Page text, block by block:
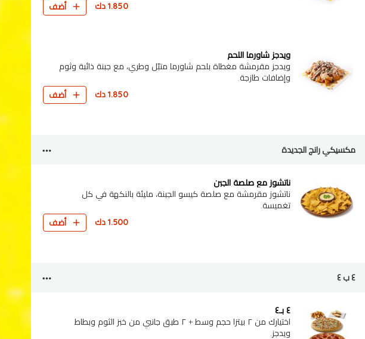
1.850 دك أضف
ويدجز شاورما اللحم
ويدجز مقرمشة مغطاة بلحم شاورما متبّل وطري، مع جبنة ذائبة وثوم
وإضافات طازجة.
1.850 دك أضف
مكسيكي رانج الجديدة
ناتشوز مع صلصة الجبن
ناتشوز مقرمشة مع صلصة كيسو الجبنة، مليئة بالنكهة في كل
تغميسة.
1.500 دك أضف
٤ ب ٤
٤ بـ٤
اختيارك من ٢ بيتزا حجم وسط + ٢ طبق جانبي من خبز الثوم وبطاط
ويدجز.